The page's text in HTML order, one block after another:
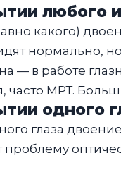
любого
какого)
нормально,
— в работе
часто МРТ.
одного
глаза